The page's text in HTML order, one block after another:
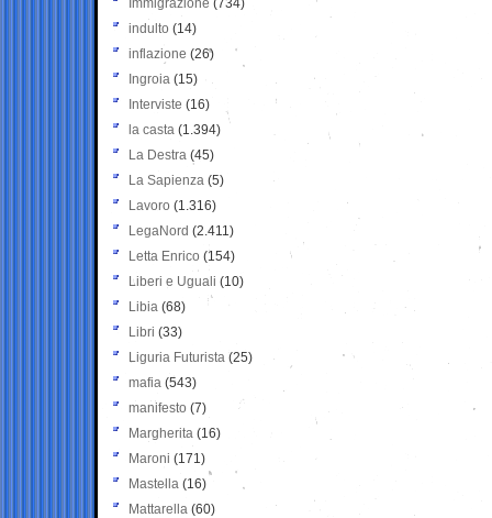
Immigrazione (734)
indulto (14)
inflazione (26)
Ingroia (15)
Interviste (16)
la casta (1.394)
La Destra (45)
La Sapienza (5)
Lavoro (1.316)
LegaNord (2.411)
Letta Enrico (154)
Liberi e Uguali (10)
Libia (68)
Libri (33)
Liguria Futurista (25)
mafia (543)
manifesto (7)
Margherita (16)
Maroni (171)
Mastella (16)
Mattarella (60)